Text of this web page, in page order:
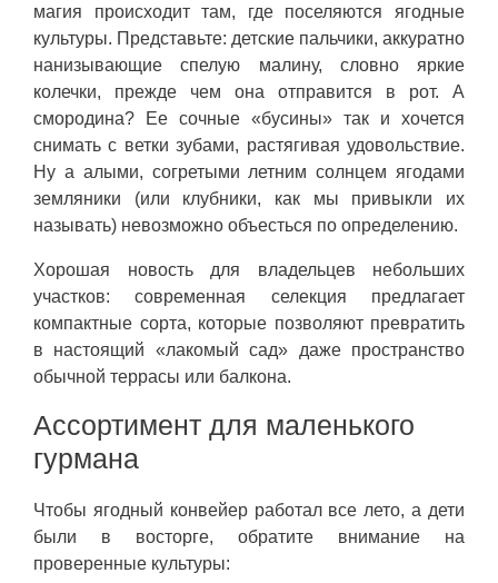
магия происходит там, где поселяются ягодные
культуры. Представьте: детские пальчики, аккуратно
нанизывающие спелую малину, словно яркие
колечки, прежде чем она отправится в рот. А
смородина? Ее сочные «бусины» так и хочется
снимать с ветки зубами, растягивая удовольствие.
Ну а алыми, согретыми летним солнцем ягодами
земляники (или клубники, как мы привыкли их
называть) невозможно объесться по определению.
Хорошая новость для владельцев небольших
участков: современная селекция предлагает
компактные сорта, которые позволяют превратить
в настоящий «лакомый сад» даже пространство
обычной террасы или балкона.
Ассортимент для маленького
гурмана
Чтобы ягодный конвейер работал все лето, а дети
были в восторге, обратите внимание на
проверенные культуры: